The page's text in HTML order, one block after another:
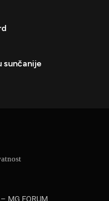
sunčanije
MG FORUM